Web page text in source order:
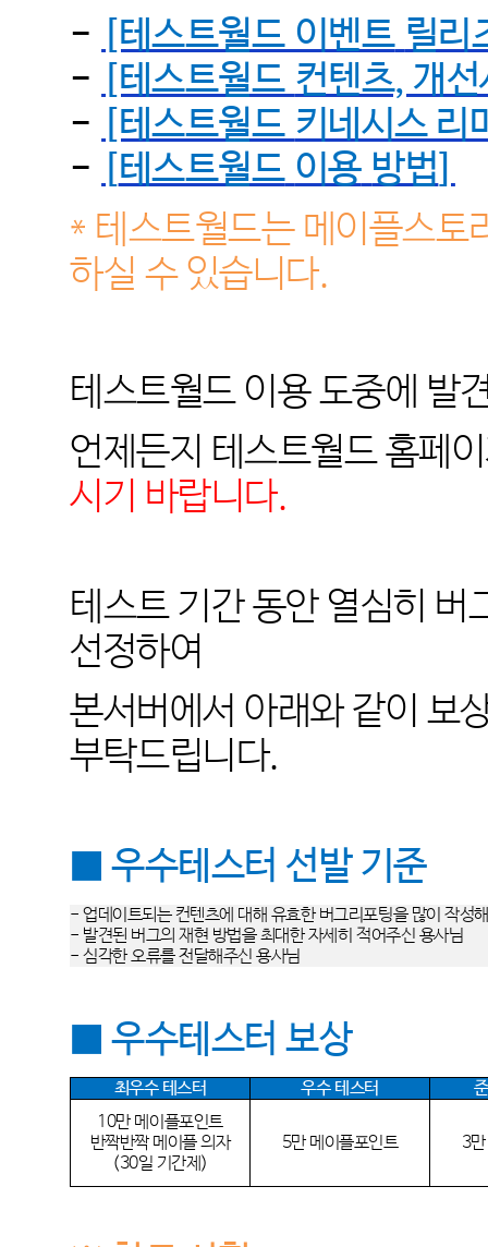
-
[테스트월드 이벤트 릴리
-
[테스트월드 컨텐츠, 개
-
[테스트월드 키네시스 리
-
테스트월드 이용 방법
* 테스트월드는 메이플스토
하실 수 있습니다.
테스트월드 이용 도중에 발
언제든지 테스트월드 홈페
시기 바랍니다.
테스트 기간 동안 열심히
선정하여
본서버에서 아래와 같이 보
부탁드립니다.
■ 우수테스터 선발 기준
- 업데이트되는 컨텐츠에 대해 유효한 버그리포팅을 많이 작성
- 발견된 버그의 재현 방법을 최대한 자세히 적어주신 용사님
- 심각한 오류를 전달해주신 용사님
■ 우수테스터 보상
최우수 테스터 우수 테스터
10만 메이플포인트
반짝반짝 메이플 의자
(30일 기간제)
5만 메이플포인트 3